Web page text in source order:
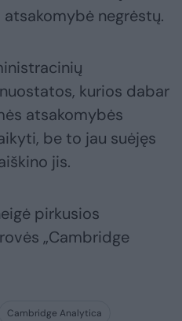
negrėstų.
kurios dabar
atsakomybės
be to jau suėjęs
jis.
pirkusios
„Cambridge
Cambridge Analytica